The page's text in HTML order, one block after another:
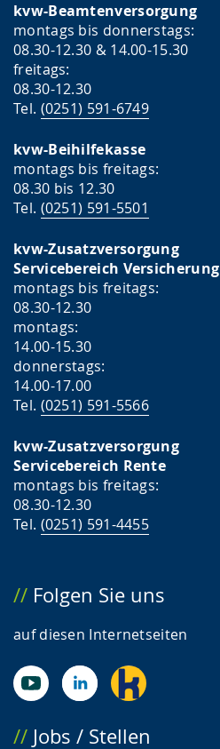
kvw-Beamtenversorgung
montags bis donnerstags:
08.30-12.30 & 14.00-15.30
freitags:
08.30-12.30
Tel. (0251) 591-6749
kvw-Beihilfekasse
montags bis freitags:
08.30 bis 12.30
Tel. (0251) 591-5501
kvw-Zusatzversorgung
Servicebereich Versicherung
montags bis freitags:
08.30-12.30
montags:
14.00-15.30
donnerstags:
14.00-17.00
Tel. (0251) 591-5566
kvw-Zusatzversorgung
Servicebereich Rente
montags bis freitags:
08.30-12.30
Tel. (0251) 591-4455
Folgen Sie uns
auf diesen Internetseiten
Jobs / Stellen